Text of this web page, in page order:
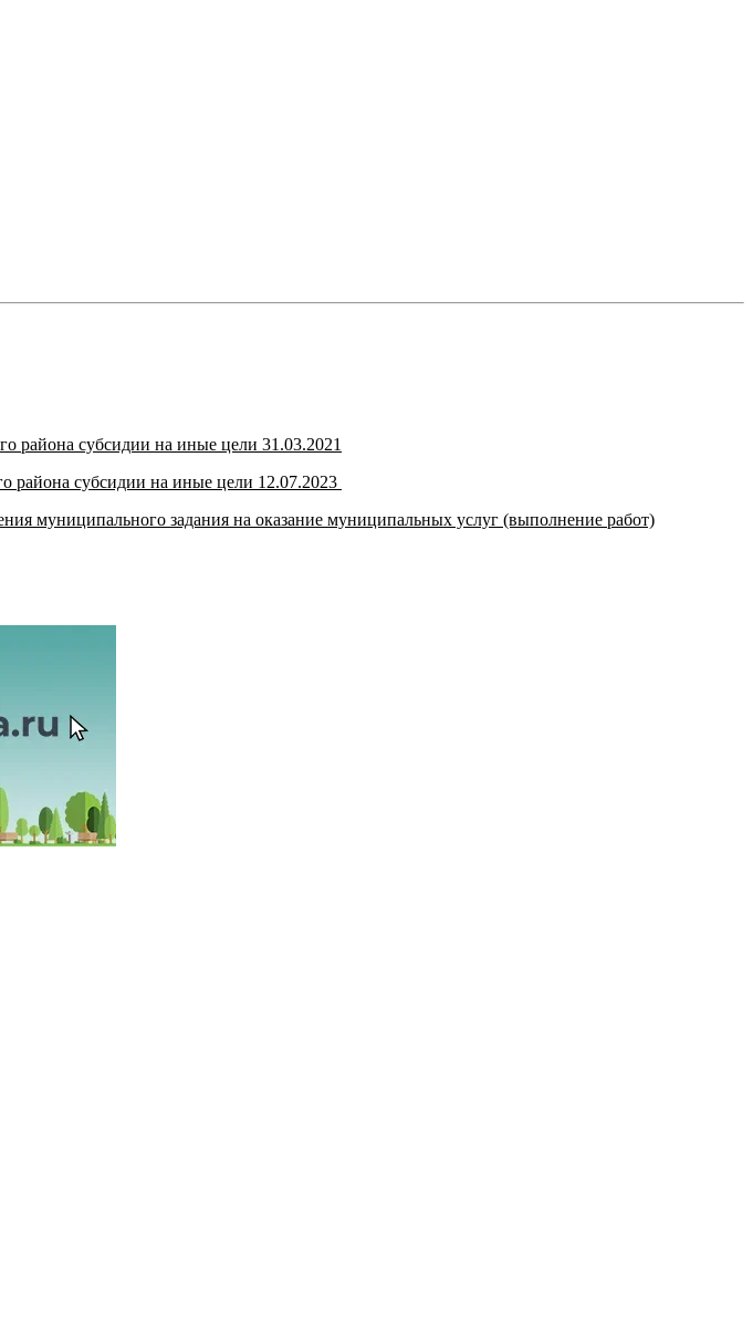
района субсидии на иные цели 31.03.2021
района субсидии на иные цели 12.07.2023
муниципального задания на оказание муниципальных услуг (выполнение работ)